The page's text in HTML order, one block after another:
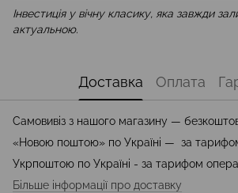
Інвестиція у вічну класику, яка завжди
актуальною.
Доставка Оплата
Самовивіз з нашого магазину —
«Новою поштою» по Україні — за
Укрпоштою по Україні - за тарифом
Більше інформації про доставку